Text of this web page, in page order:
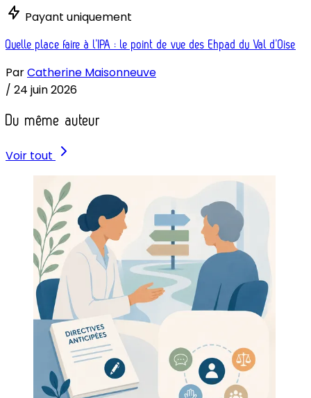
Payant uniquement
Quelle place faire à l’IPA : le point de vue des Ehpad du Val d’Oise
ParCatherine Maisonneuve
/ 24 juin 2026
Du même auteur
Voir tout